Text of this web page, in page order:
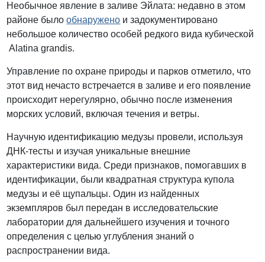
Необычное явление в заливе Эйлата: недавно в этом
районе былообнаружено и задокументировано
небольшое количество особей редкого вида кубической
Alatina grandis.
Управление по охране природы и парков отметило, что
этот вид нечасто встречается в заливе и его появление
происходит нерегулярно, обычно после изменения
морских условий, включая течения и ветры.
Научную идентификацию медузы провели, используя
ДНК-тесты и изучая уникальные внешние
характеристики вида. Среди признаков, помогавших в
идентификации, были квадратная структура купола
медузы и её щупальцы. Один из найденных
экземпляров был передан в исследовательские
лаборатории для дальнейшего изучения и точного
определения с целью углубления знаний о
распространении вида.